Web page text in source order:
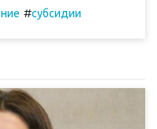
#субсидии